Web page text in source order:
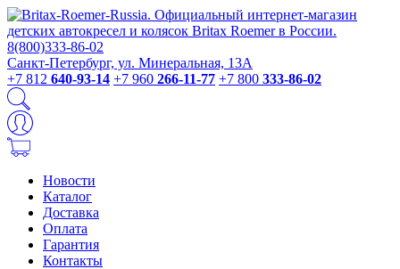
Санкт-Петербург, ул. Минеральная, 13А
+7 812 640-93-14 +7 960 266-11-77 +7 800 333-86-02
Новости
Каталог
Доставка
Оплата
Гарантия
Контакты